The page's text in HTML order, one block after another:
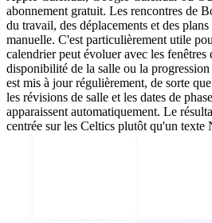
abonnement gratuit. Les rencontres de
du travail, des déplacements et des
manuelle. C'est particulièrement utile
calendrier peut évoluer avec les fenêtres
disponibilité de la salle ou la
est mis à jour régulièrement, de sorte
les révisions de salle et les dates de
apparaissent automatiquement. Le
centrée sur les Celtics plutôt qu'un texte